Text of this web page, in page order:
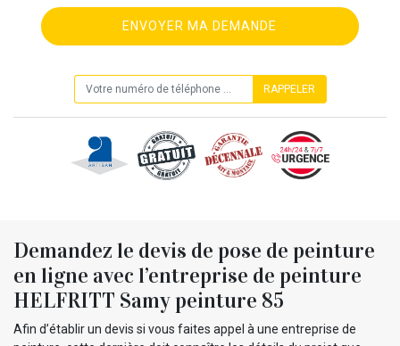
Demandez le devis de pose de peinture
en ligne avec l’entreprise de peinture
HELFRITT Samy peinture 85
Afin d’établir un devis si vous faites appel à une entreprise de